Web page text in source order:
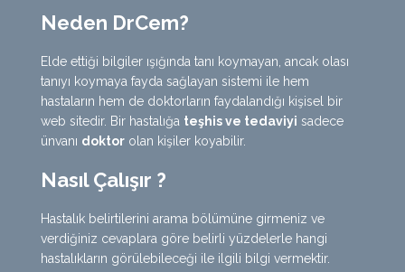
Neden DrCem?
Elde ettiği bilgiler ışığında tanı koymayan, ancak olası
tanıyı koymaya fayda sağlayan sistemi ile hem
hastaların hem de doktorların faydalandığı kişisel bir
web sitedir. Bir hastalığa teşhis ve tedaviyi sadece
ünvanı doktor olan kişiler koyabilir.
Nasıl Çalışır ?
Hastalık belirtilerini arama bölümüne girmeniz ve
verdiğiniz cevaplara göre belirli yüzdelerle hangi
hastalıkların görülebileceği ile ilgili bilgi vermektir.